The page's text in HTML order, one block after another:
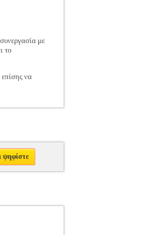
με
το
να
ψηφίστε